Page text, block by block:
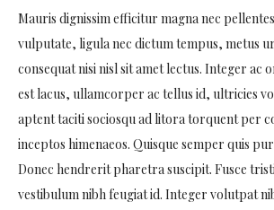
Mauris dignissim efficitur magna nec
vulputate, ligula nec dictum tempus, metus
consequat nisi nisl sit amet lectus. Integer ac
est lacus, ullamcorper ac tellus id, ultricies
aptent taciti sociosqu ad litora torquent per
inceptos himenaeos. Quisque semper quis
Donec hendrerit pharetra suscipit. Fusce
vestibulum nibh feugiat id. Integer volutpat